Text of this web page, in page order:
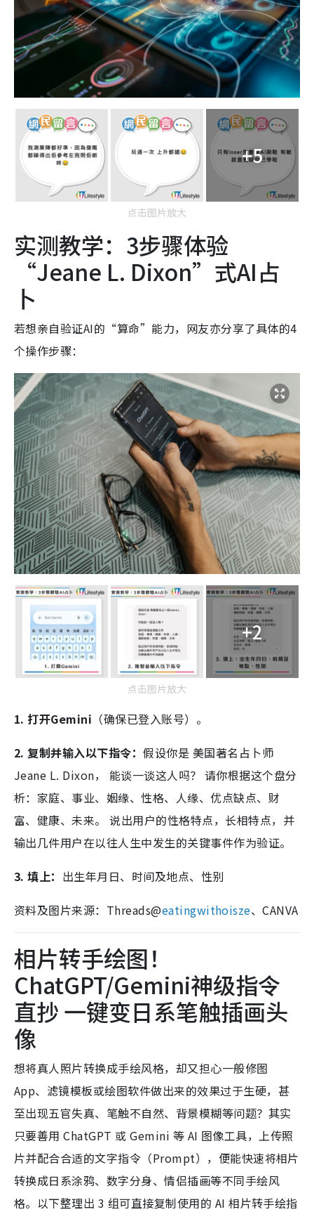
+5
点击图片放大
实测教学：3步骤体验
“Jeane L. Dixon”式AI占
卜
若想亲自验证AI的“算命”能力，网友亦分享了具体的4
个操作步骤：
+2
点击图片放大
1. 打开Gemini （确保已登入账号）。
2. 复制并输入以下指令：假设你是 美国著名占卜师
Jeane L. Dixon， 能谈一谈这人吗？ 请你根据这个盘分
析：家庭、事业、姻缘、性格、人缘、优点缺点、财
富、健康、未来。 说出用户的性格特点，长相特点，并
输出几件用户在以往人生中发生的关键事件作为验证。
3. 填上： 出生年月日、时间及地点、性别
资料及图片来源：Threads@eatingwithoisze、CANVA
相片转手绘图！
ChatGPT/Gemini神级指令
直抄 一键变日系笔触插画头
像
想将真人照片转换成手绘风格，却又担心一般修图
App、滤镜模板或绘图软件做出来的效果过于生硬，甚
至出现五官失真、笔触不自然、背景模糊等问题？其实
只要善用 ChatGPT 或 Gemini 等 AI 图像工具，上传照
片并配合合适的文字指令（Prompt），便能快速将相片
转换成日系涂鸦、数字分身、情侣插画等不同手绘风
格。以下整理出 3 组可直接复制使用的 AI 相片转手绘指